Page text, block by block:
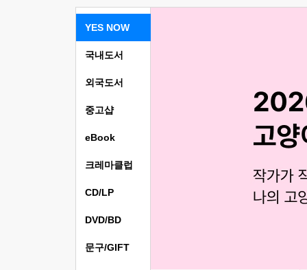
YES NOW
국내도서
외국도서
중고샵
eBook
크레마클럽
CD/LP
DVD/BD
문구/GIFT